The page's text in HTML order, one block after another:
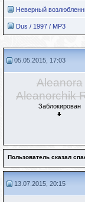
Неверный
Dus / 1997 / MP3
05.05.2015, 17:03
Aleanora
Aleanorchik
Заблокирован
Пользователь сказал
13.07.2015, 20:15